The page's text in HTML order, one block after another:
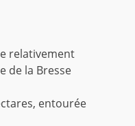
relativement
de la Bresse
entourée